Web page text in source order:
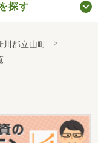
探す
川郡立山町